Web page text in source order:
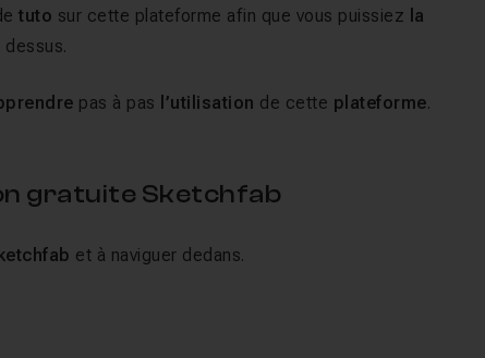
tuto sur cette plateforme afin que vous puissiez la
dessus.
pas à pas l’utilisation de cette plateforme.
gratuite Sketchfab
et à naviguer dedans.